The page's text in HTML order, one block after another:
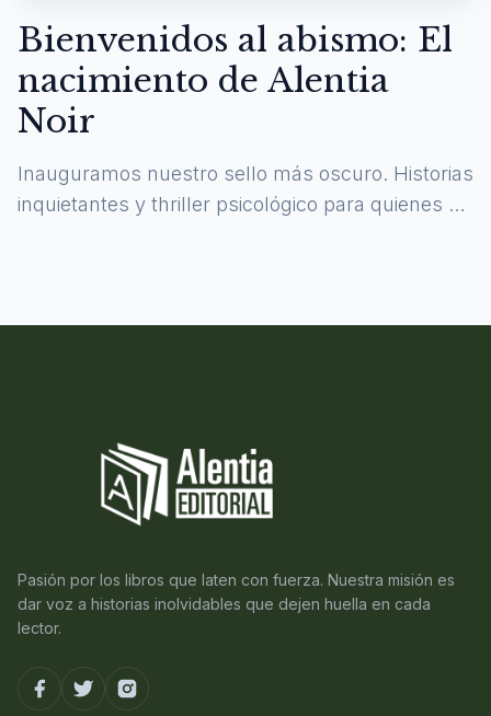
Bienvenidos al abismo: El
nacimiento de Alentia
Noir
Inauguramos nuestro sello más oscuro. Historias
inquietantes y thriller psicológico para quienes se
Pasión por los libros que laten con fuerza. Nuestra misión es
dar voz a historias inolvidables que dejen huella en cada
lector.